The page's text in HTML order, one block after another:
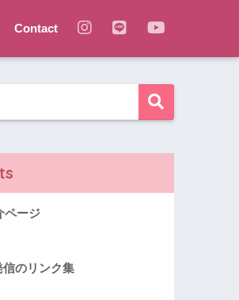
Contact
ページ
信のリンク集